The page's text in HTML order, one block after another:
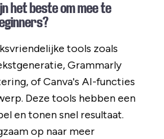
het beste om mee te
tools zoals
Grammarly
of Canva's AI-functies
Deze tools hebben een
en tonen snel resultaat.
op naar meer